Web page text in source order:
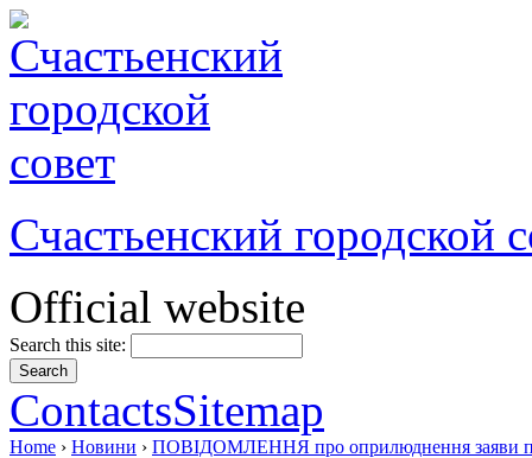
Счастьенский городской
Official website
Search this site:
ContactsSitemap
Home › Новини › ПОВІДОМЛЕННЯ про оприлюднення заяви про